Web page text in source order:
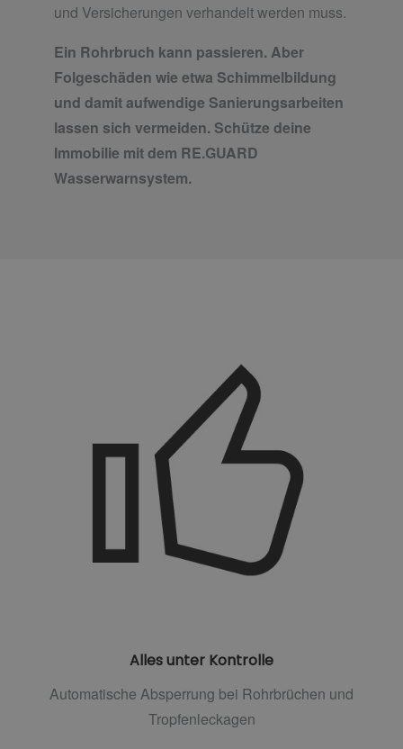
und Versicherungen verhandelt werden muss.
Ein Rohrbruch kann passieren. Aber
Folgeschäden wie etwa Schimmelbildung
und damit aufwendige Sanierungsarbeiten
lassen sich vermeiden. Schütze deine
Immobilie mit dem RE.GUARD
Wasserwarnsystem.
Alles unter Kontrolle
Automatische Absperrung bei Rohrbrüchen und
Tropfenleckagen